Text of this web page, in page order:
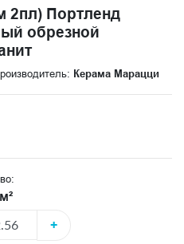
2пл) Портленд
обрезной
Керама Марацци
м²
+